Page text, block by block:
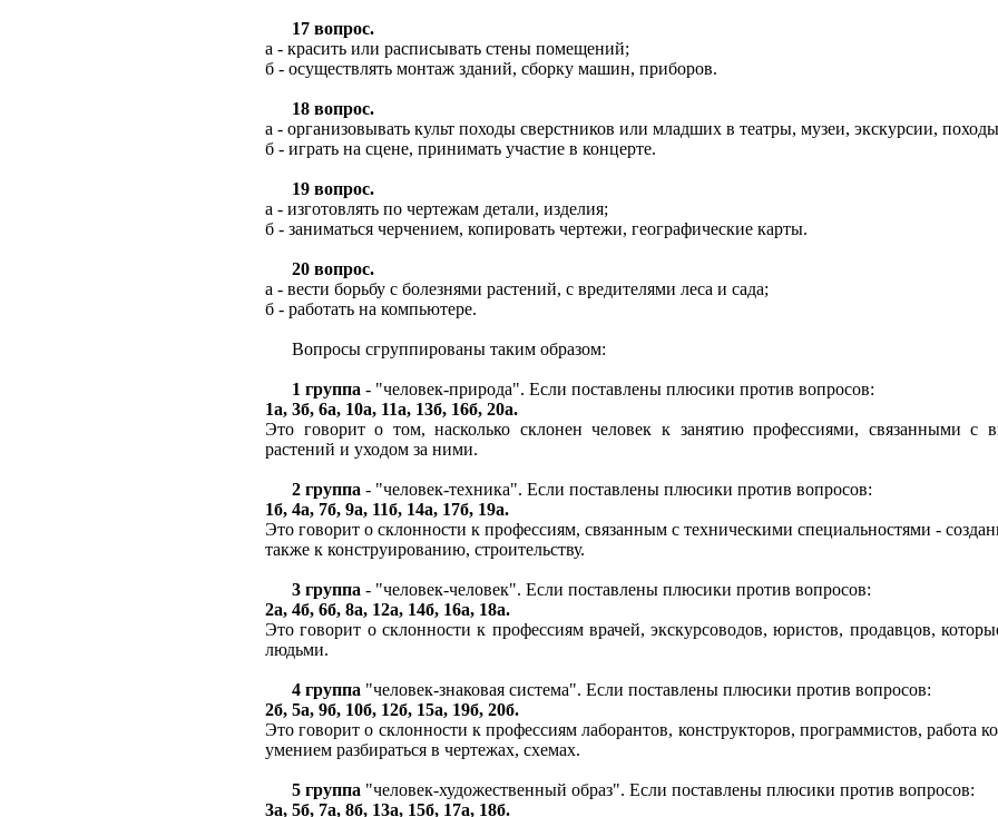
17 вопрос.
а - красить или расписывать стены помещений;
б - осуществлять монтаж зданий, сборку машин, приборов.
18 вопрос.
а - организовывать культ походы сверстников или младших в театры, музеи, экскурсии,
б - играть на сцене, принимать участие в концерте.
19 вопрос.
а - изготовлять по чертежам детали, изделия;
б - заниматься черчением, копировать чертежи, географические карты.
20 вопрос.
а - вести борьбу с болезнями растений, с вредителями леса и сада;
б - работать на компьютере.
Вопросы сгруппированы таким образом:
1 группа - "человек-природа". Если поставлены плюсики против вопросов:
1а, 3б, 6а, 10а, 11а, 13б, 16б, 20а.
Это говорит о том, насколько склонен человек к занятию профессиями, связанными
растений и уходом за ними.
2 группа - "человек-техника". Если поставлены плюсики против вопросов:
1б, 4а, 7б, 9а, 11б, 14а, 17б, 19а.
Это говорит о склонности к профессиям, связанным с техническими специальностями -
также к конструированию, строительству.
3 группа - "человек-человек". Если поставлены плюсики против вопросов:
2а, 4б, 6б, 8а, 12а, 14б, 16а, 18а.
Это говорит о склонности к профессиям врачей, экскурсоводов, юристов, продавцов,
людьми.
4 группа "человек-знаковая система". Если поставлены плюсики против вопросов:
2б, 5а, 9б, 10б, 12б, 15а, 19б, 20б.
Это говорит о склонности к профессиям лаборантов, конструкторов, программистов, работа
умением разбираться в чертежах, схемах.
5 группа "человек-художественный образ". Если поставлены плюсики против вопросов:
3а, 5б, 7а, 8б, 13а, 15б, 17а, 18б.